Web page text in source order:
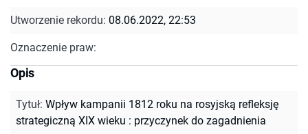
Utworzenie rekordu: 08.06.2022, 22:53
Oznaczenie praw:
Opis
Tytuł: Wpływ kampanii 1812 roku na rosyjską refleksję
strategiczną XIX wieku : przyczynek do zagadnienia